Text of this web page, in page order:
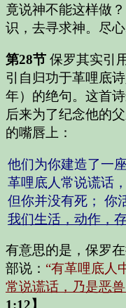
竟说神不能这样做
识，去寻求神。尽
第28节 保罗其实引
引自归功于革哩底
年）的绝句。这首
后来为了纪念他的
的嘴唇上：
他们为你建造了一
革哩底人常说谎话
但你并没有死； 你
我们生活，动作，
有意思的是，保罗
部说： “有革哩底人
常说谎话，乃是恶
1:12】